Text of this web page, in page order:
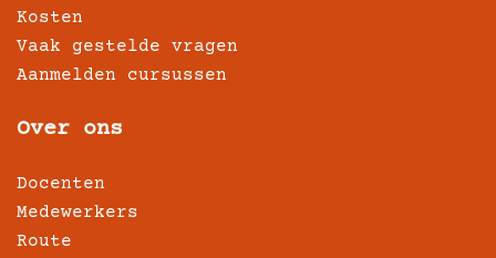
Kosten
Vaak gestelde vragen
Aanmelden cursussen
Over ons
Docenten
Medewerkers
Route